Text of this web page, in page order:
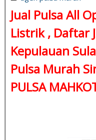
Jual Pulsa All
Listrik , Daftar
Kepulauan
Pulsa Murah
PULSA